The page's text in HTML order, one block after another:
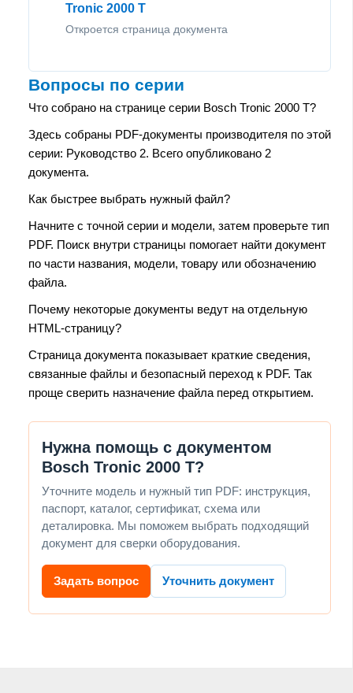
Tronic 2000 T
Откроется страница документа
Вопросы по серии
Что собрано на странице серии Bosch Tronic 2000 T?
Здесь собраны PDF-документы производителя по этой
серии: Руководство 2. Всего опубликовано 2
документа.
Как быстрее выбрать нужный файл?
Начните с точной серии и модели, затем проверьте тип
PDF. Поиск внутри страницы помогает найти документ
по части названия, модели, товару или обозначению
файла.
Почему некоторые документы ведут на отдельную
HTML-страницу?
Страница документа показывает краткие сведения,
связанные файлы и безопасный переход к PDF. Так
проще сверить назначение файла перед открытием.
Нужна помощь с документом
Bosch Tronic 2000 T?
Уточните модель и нужный тип PDF: инструкция,
паспорт, каталог, сертификат, схема или
деталировка. Мы поможем выбрать подходящий
документ для сверки оборудования.
Задать вопрос Уточнить документ